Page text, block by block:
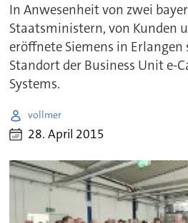
In Anwesenheit von zwei
Staatsministern, von Kunden
eröffnete Siemens in Erlangen
Standort der Business Unit e-
Systems.
vollmer
28. April 2015